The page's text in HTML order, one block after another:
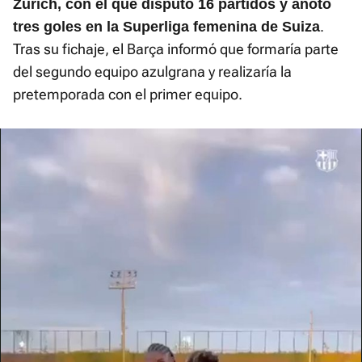
Zúrich, con el que disputó 16 partidos y anotó
tres goles en la Superliga femenina de Suiza.
Tras su fichaje, el Barça informó que formaría parte
del segundo equipo azulgrana y realizaría la
pretemporada con el primer equipo.